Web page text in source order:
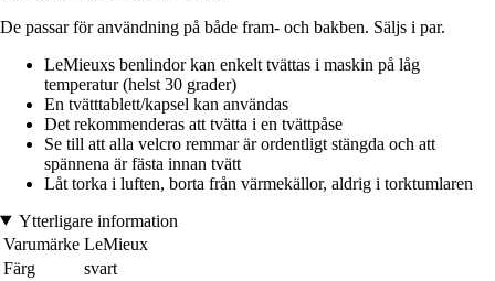
De passar för användning på både fram- och bakben. Säljs i par.
LeMieuxs benlindor kan enkelt tvättas i maskin på låg
temperatur (helst 30 grader)
En tvätttablett/kapsel kan användas
Det rekommenderas att tvätta i en tvättpåse
Se till att alla velcro remmar är ordentligt stängda och att
spännena är fästa innan tvätt
Låt torka i luften, borta från värmekällor, aldrig i torktumlaren
Ytterligare information
Varumärke LeMieux
Färg
svart